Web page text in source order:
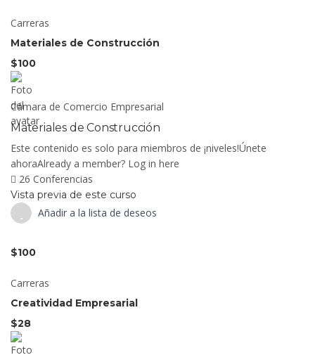
Carreras
Materiales de Construcción
$100
Cámara de Comercio Empresarial
Materiales de Construcción
Este contenido es solo para miembros de ¡niveles!Únete
ahoraAlready a member? Log in here
26 Conferencias
Vista previa de este curso
Añadir a la lista de deseos
$100
Carreras
Creatividad Empresarial
$28